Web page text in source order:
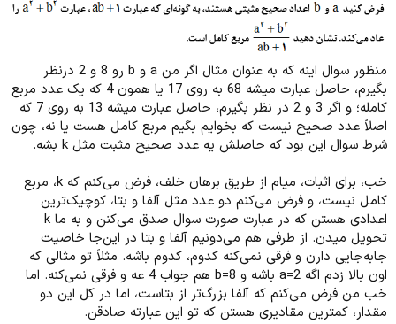
منظور سوال اینه که به عنوان مثال اگر من a و b رو 8 و 2 درنظر
بگیرم، حاصل عبارت میشه 68 به روی 17 یا همون 4 که یک عدد مربع
کامله؛ و اگر 3 و 2 در نظر بگیرم، حاصل عبارت میشه 13 به روی 7 که
اصلاً عدد صحیح نیست که بخوایم بگیم مربع کامل هست یا نه، چون
شرط سوال این بود که حاصلش یه عدد صحیح مثبت مثل k بشه.
خب، برای اثبات، میام از طریق برهان خلف، فرض می‌کنم که k، مربع
کامل نیست، و فرض می‌کنم دو عدد مثل آلفا و بتا، کوچیک‌ترین
اعدادی هستن که در عبارت صورت سوال صدق می‌کنن و به ما k
تحویل میدن. از طرفی هم می‌دونیم آلفا و بتا در این‌جا خاصیت
جابه‌جایی دارن و فرقی نمی‌کنه کدوم، کدوم باشه. مثلاً تو مثالی که
اون بالا زدم اگه a=2 باشه و b=8 هم جواب 4 عه و فرقی نمی‌کنه. اما
خب من فرض می‌کنم که آلفا بزرگ‌تر از بتاست، اما در کل این دو
مقدار، کمترین مقادیری هستن که تو این عبارته صادقن.